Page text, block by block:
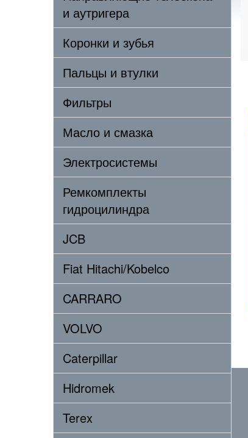
и аутригера
Коронки и зубья
Пальцы и втулки
Фильтры
Масло и смазка
Электросистемы
Ремкомплекты
гидроцилиндра
JCB
Fiat Hitachi/Kobelco
CARRARO
VOLVO
Caterpillar
Hidromek
Terex